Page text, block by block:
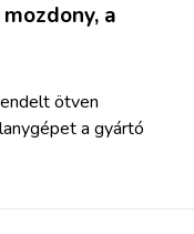
a
ötven
a gyártó